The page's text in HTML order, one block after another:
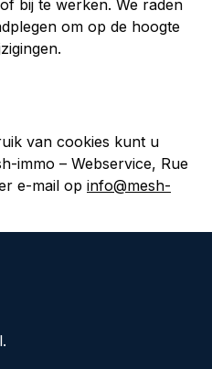
bij te werken. We raden
om op de hoogte
van cookies kunt u
immo – Webservice, Rue
e-mail op info@mesh-